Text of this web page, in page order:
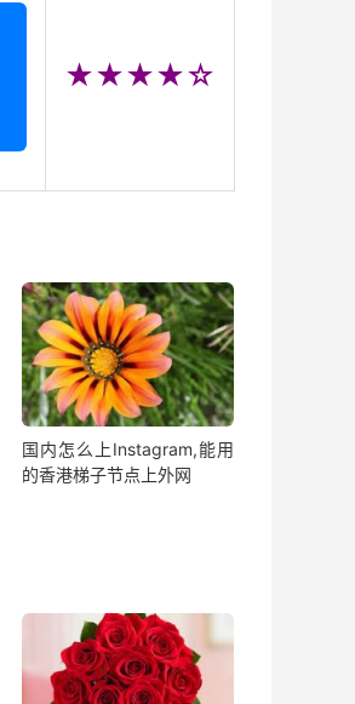
★★★★☆
国内怎么上Instagram,能用
的香港梯子节点上外网